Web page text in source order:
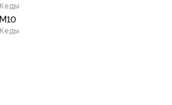
Кеды
М10
Кеды